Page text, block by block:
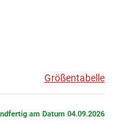
Größentabelle
am Datum 04.09.2026